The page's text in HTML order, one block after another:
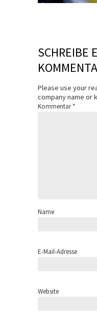
SCHREIBE
Please use your
company name or
Kommentar*
Name
E-Mail-Adresse
Website